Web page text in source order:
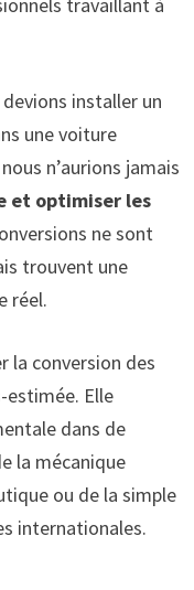
installer un
une voiture
n’aurions jamais
et optimiser les
ne sont
trouvent une
réel.
la conversion des
estimée. Elle
dans de
la mécanique
ou de la simple
internationales.